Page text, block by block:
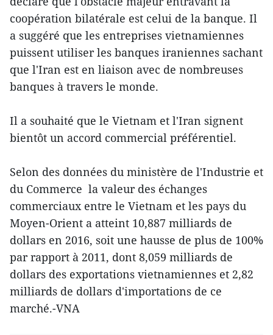
coopération bilatérale est celui de la banque. Il
a suggéré que les entreprises vietnamiennes
puissent utiliser les banques iraniennes ​sachant
que l'Iran est en liaison avec de nombreuses
banques à travers le monde.
Il a souhaité que le Vietnam et l'Iran signent
bientôt un accord commercial préférentiel.
​Selon des données du ministère de l'Industrie et
du Commerce ​ la valeur des échanges
commercia​ux entre le Vietnam et les pays du
Moyen-Orient a atteint 10,887 milliards de
dollars en 2016, soit une hausse de plus de 100%
par rapport à 2011, dont 8,059 milliards de
dollars des exportations vietnamiennes et 2,82
milliards de dollars d'importations de ce
marché.-VNA